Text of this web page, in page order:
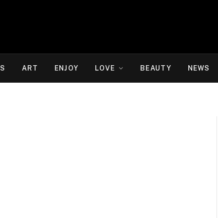
ART ENJOY LOVE BEAUTY NEWS